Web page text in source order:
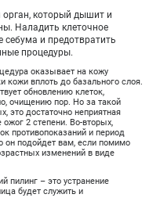
который дышит и
Наладить клеточное
себума и предотвратить
процедуры.
оказывает на кожу
кожи вплоть до базального слоя.
обновлению клеток,
очищению пор. Но за такой
это достаточно неприятная
ожог 2 степени. Во-вторых,
противопоказаний и период
он подойдет вам, если помимо
изменений в виде
пилинг – это устранение
будет служить и